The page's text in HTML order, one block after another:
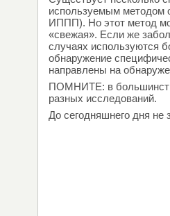
используемым методом
ИППП). Но этот метод
«свежая». Если же
случаях используются
обнаружение
направлены на
ПОМНИТЕ: в
разных исследований.
До сегодняшнего дня не